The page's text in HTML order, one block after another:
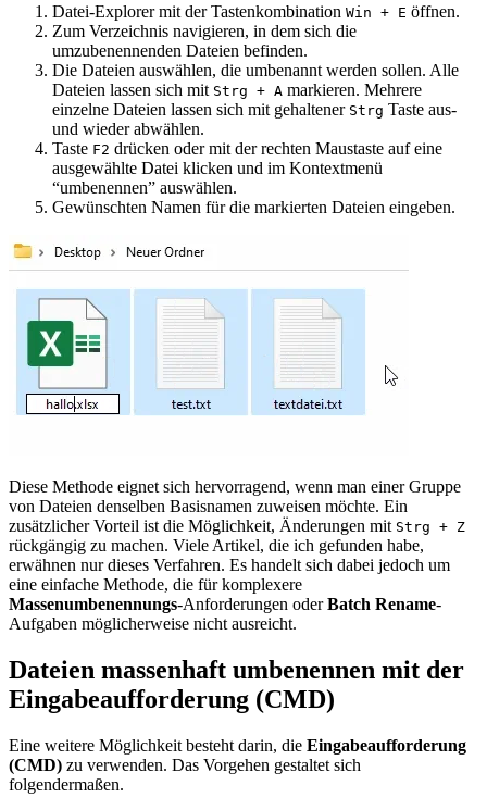
Datei-Explorer mit der Tastenkombination Win + E öffnen.
Zum Verzeichnis navigieren, in dem sich die
umzubenennenden Dateien befinden.
Die Dateien auswählen, die umbenannt werden sollen. Alle
Dateien lassen sich mit Strg + A markieren. Mehrere
einzelne Dateien lassen sich mit gehaltener Strg Taste aus-
und wieder abwählen.
Taste F2 drücken oder mit der rechten Maustaste auf eine
ausgewählte Datei klicken und im Kontextmenü
“umbenennen” auswählen.
Gewünschten Namen für die markierten Dateien eingeben.
Diese Methode eignet sich hervorragend, wenn man einer Gruppe
von Dateien denselben Basisnamen zuweisen möchte. Ein
zusätzlicher Vorteil ist die Möglichkeit, Änderungen mit Strg + Z
rückgängig zu machen. Viele Artikel, die ich gefunden habe,
erwähnen nur dieses Verfahren. Es handelt sich dabei jedoch um
eine einfache Methode, die für komplexere
Massenumbenennungs-Anforderungen oderBatch Rename-
Aufgaben möglicherweise nicht ausreicht.
Dateien massenhaft umbenennen mit der
Eingabeaufforderung (CMD)
Eine weitere Möglichkeit besteht darin, die Eingabeaufforderung
(CMD) zu verwenden. Das Vorgehen gestaltet sich
folgendermaßen.